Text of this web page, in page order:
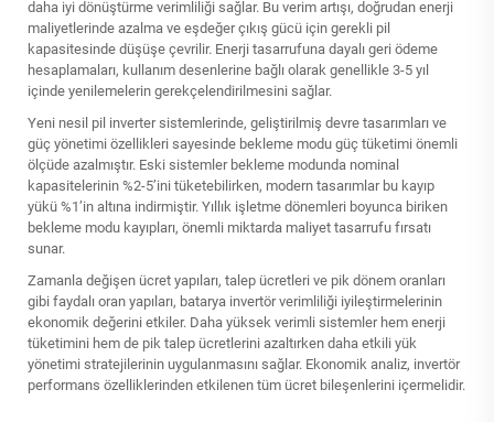
daha iyi dönüştürme verimliliği sağlar. Bu verim artışı, doğrudan enerji
maliyetlerinde azalma ve eşdeğer çıkış gücü için gerekli pil
kapasitesinde düşüşe çevrilir. Enerji tasarrufuna dayalı geri ödeme
hesaplamaları, kullanım desenlerine bağlı olarak genellikle 3-5 yıl
içinde yenilemelerin gerekçelendirilmesini sağlar.
Yeni nesil pil inverter sistemlerinde, geliştirilmiş devre tasarımları ve
güç yönetimi özellikleri sayesinde bekleme modu güç tüketimi önemli
ölçüde azalmıştır. Eski sistemler bekleme modunda nominal
kapasitelerinin %2-5’ini tüketebilirken, modern tasarımlar bu kayıp
yükü %1’in altına indirmiştir. Yıllık işletme dönemleri boyunca biriken
bekleme modu kayıpları, önemli miktarda maliyet tasarrufu fırsatı
sunar.
Zamanla değişen ücret yapıları, talep ücretleri ve pik dönem oranları
gibi faydalı oran yapıları, batarya invertör verimliliği iyileştirmelerinin
ekonomik değerini etkiler. Daha yüksek verimli sistemler hem enerji
tüketimini hem de pik talep ücretlerini azaltırken daha etkili yük
yönetimi stratejilerinin uygulanmasını sağlar. Ekonomik analiz, invertör
performans özelliklerinden etkilenen tüm ücret bileşenlerini içermelidir.